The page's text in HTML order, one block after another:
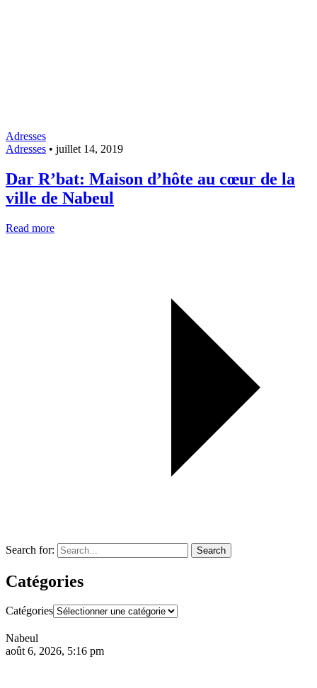
Adresses
Adresses • juillet 14, 2019
Dar R’bat: Maison d’hôte au cœur de la
ville de Nabeul
Read more
Search for: Search
Catégories
Catégories
Nabeul
août 6, 2026, 5:16 pm